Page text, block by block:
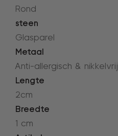
Rond
steen
Glasparel
Metaal
Anti-allergisch & nikkelvrij
Lengte
2cm
Breedte
1 cm